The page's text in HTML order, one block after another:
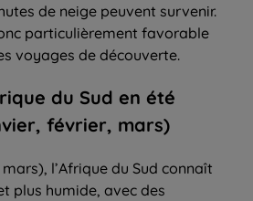
de neige peuvent survenir.
particulièrement favorable
voyages de découverte.
du Sud en été
février, mars)
l’Afrique du Sud connaît
plus humide, avec des